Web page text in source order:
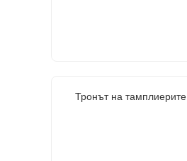
Тронът на тамплиерите